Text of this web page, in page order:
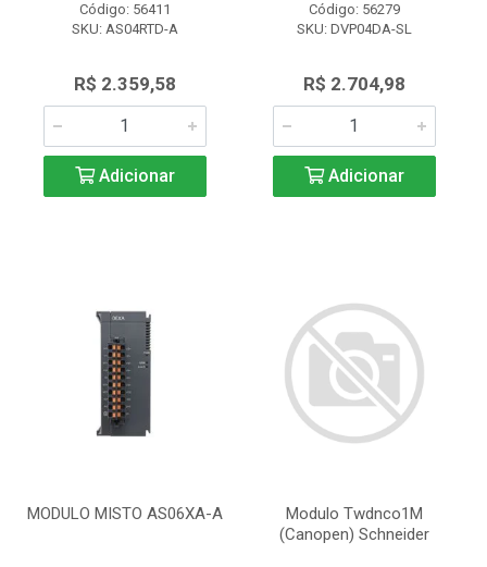
Código: 56411
SKU: AS04RTD-A
R$ 2.359,58
Adicionar
Código: 56279
SKU: DVP04DA-SL
R$ 2.704,98
Adicionar
MODULO MISTO AS06XA-A
Modulo Twdnco1M
(Canopen) Schneider